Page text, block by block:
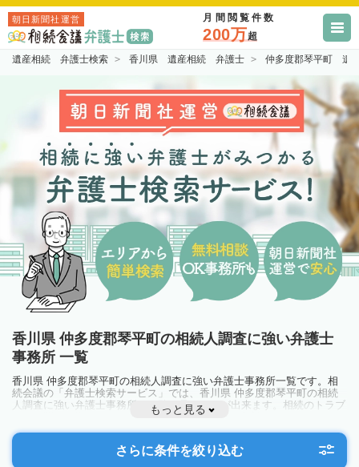
朝日新聞社運営 月間閲覧件数
200万超
遺産相続 弁護士検索 香川県 遺産相続 弁護士 仲多度郡琴平町 遺
香川県 仲多度郡琴平町の相続人調査に強い弁護士
事務所 一覧
香川県 仲多度郡琴平町の相続人調査に強い弁護士事務所一覧です。相
続会議の「弁護士検索サービス」では、香川県 仲多度郡琴平町の相続
人調査に強い弁護士事務所を一覧で見ることが出来ます。相続のトラブ
ルやお悩みを抱えている方は一度近隣の弁護士に相談してみましょう。
もっと見る
さらに条件を絞り込む